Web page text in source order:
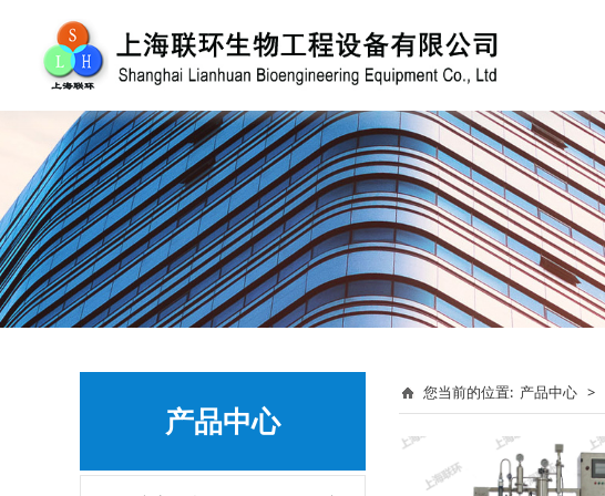
产品中心
您当前的位置: 产品中心 >